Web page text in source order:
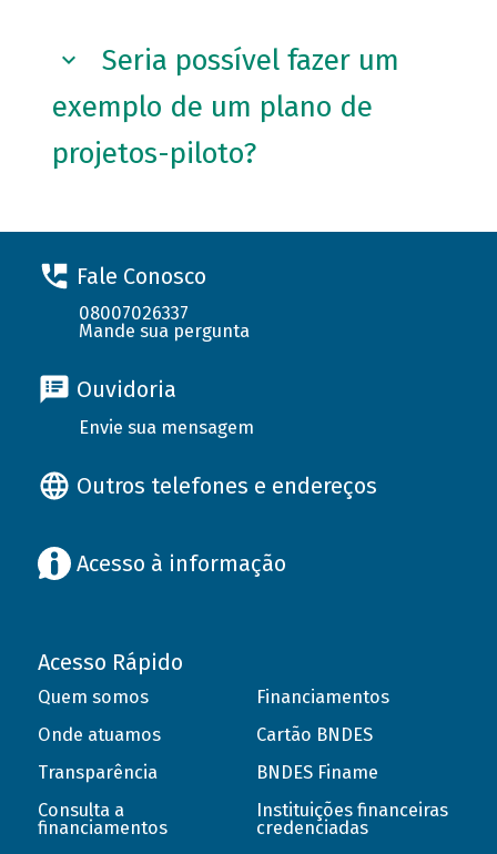
Seria possível fazer um
exemplo de um plano de
projetos-piloto?
Fale Conosco
08007026337
Mande sua pergunta
Ouvidoria
Envie sua mensagem
Outros telefones e endereços
Acesso à informação
Acesso Rápido
Quem somos
Onde atuamos
Transparência
Consulta a
financiamentos
Financiamentos
Cartão BNDES
BNDES Finame
Instituições financeiras
credenciadas